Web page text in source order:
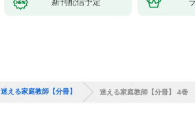
迷える家庭教師【分冊】 迷える家庭教師【分冊】 4巻